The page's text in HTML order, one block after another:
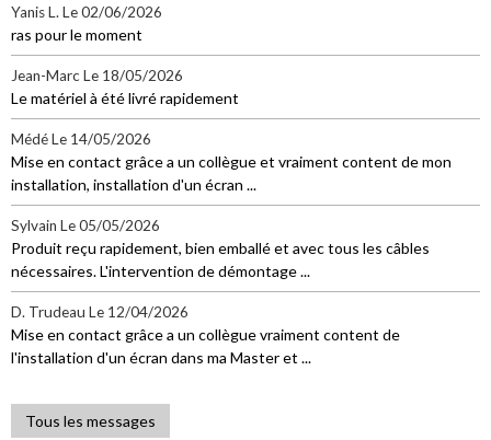
Yanis L.Le 02/06/2026
ras pour le moment
Jean-Marc Le 18/05/2026
Le matériel à été livré rapidement
MédéLe 14/05/2026
Mise en contact grâce a un collègue et vraiment content de mon
installation, installation d'un écran ...
Sylvain Le 05/05/2026
Produit reçu rapidement, bien emballé et avec tous les câbles
nécessaires. L'intervention de démontage ...
D. Trudeau Le 12/04/2026
Mise en contact grâce a un collègue vraiment content de
l'installation d'un écran dans ma Master et ...
Tous les messages